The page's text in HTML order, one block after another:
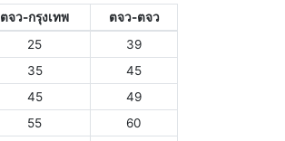
ตจว-กรุงเทพ
ตจว-ตจว
25
39
35
45
45
49
55
60